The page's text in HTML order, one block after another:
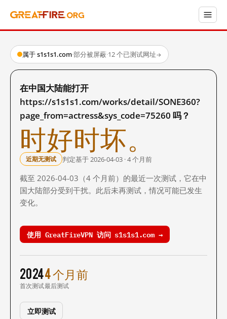
属于 s1s1s1.com·部分被屏蔽·12 个已测试网址→
在中国大陆能打开
https://s1s1s1.com/works/detail/SONE360?
page_from=actress&sys_code=75260 吗？
时好时坏。
近期无测试 判定基于 2026-04-03 · 4 个月前
截至 2026-04-03（4 个月前）的最近一次测试，它在中
国大陆部分受到干扰。此后未再测试，情况可能已发生
变化。
使用 GreatFireVPN 访问 s1s1s1.com →
2024
首次测试
4 个月前
最后测试
立即测试